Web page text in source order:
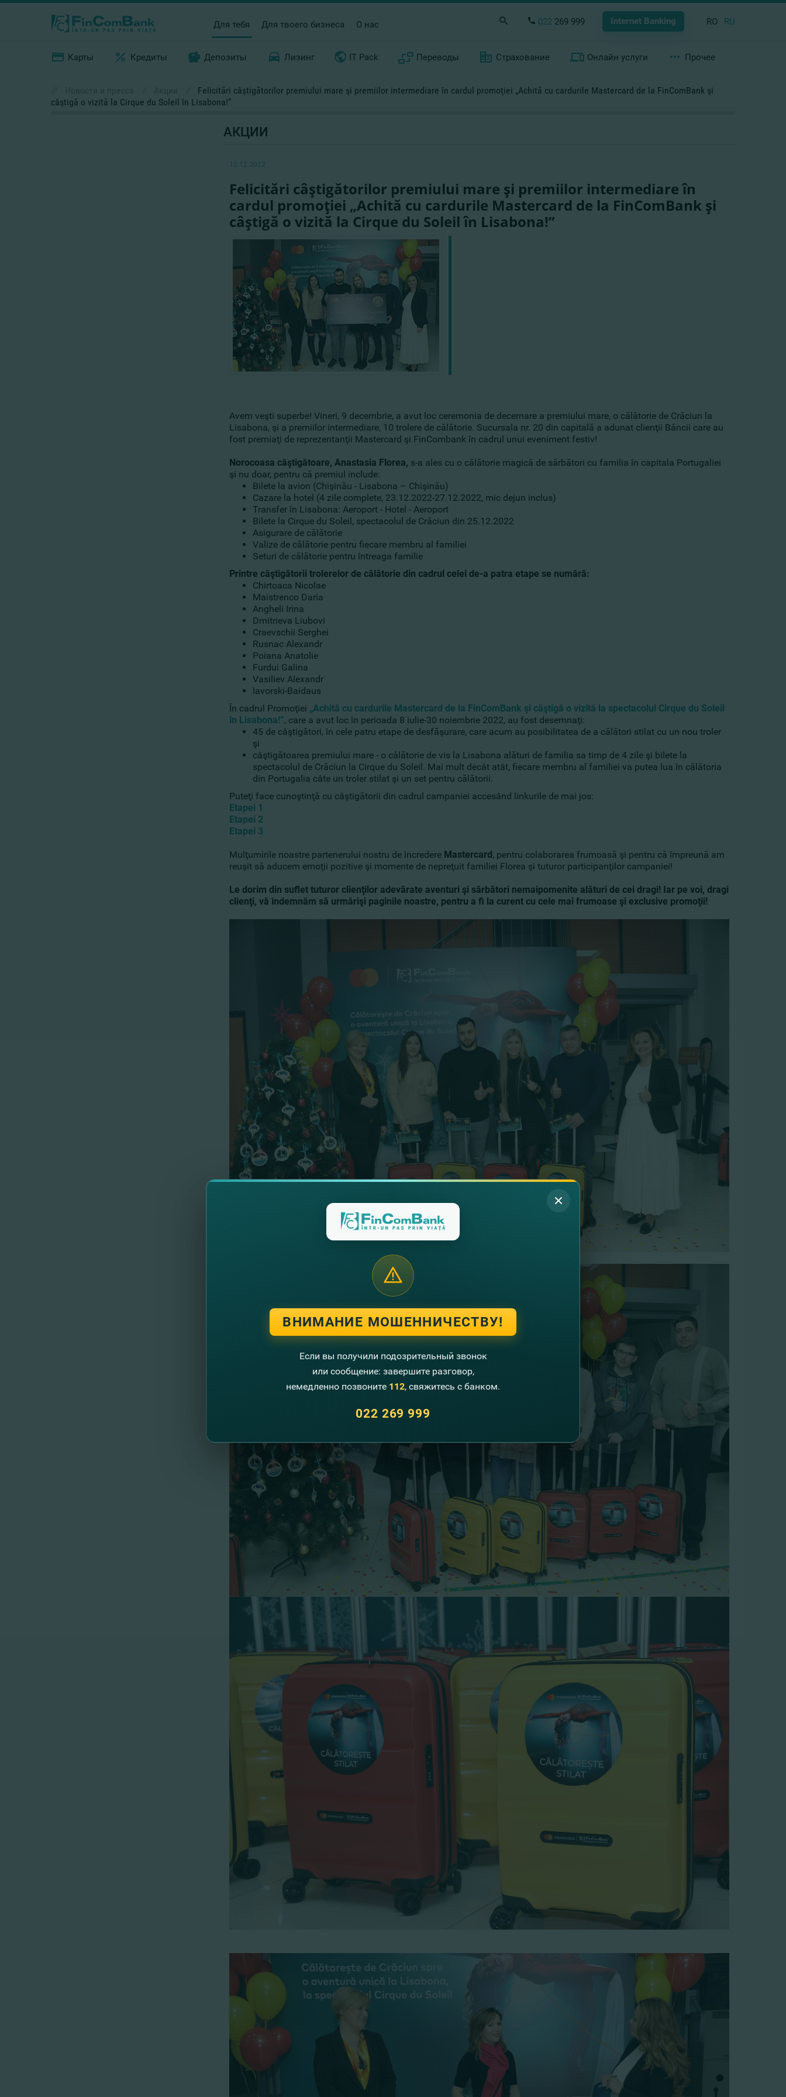
Для тебя Для твоего бизнеса О нас 022 269 999 Internet Banking RO RU
Карты Кредиты Депозиты Лизинг IT Pack Переводы Страхование Онлайн услуги Прочее
Felicitări câştigătorilor premiului mare şi premiilor intermediare în cardul promoţiei „Achită cu cardurile Mastercard de la FinComBank şi
câştigă o vizită la Cirque du Soleil în Lisabona!”
АКЦИИ
12.12.2022
Felicitări câştigătorilor premiului mare şi premiilor intermediare în
cardul promoţiei „Achită cu cardurile Mastercard de la FinComBank şi
câştigă o vizită la Cirque du Soleil în Lisabona!”
Avem veşti superbe! Vineri, 9 decembrie, a avut loc ceremonia de decernare a premiului mare, o călătorie de Crăciun la
Lisabona, şi a premiilor intermediare, 10 trolere de călătorie. Sucursala nr. 20 din capitală a adunat clienţii Băncii care au
fost premiaţi de reprezentanţii Mastercard şi FinCombank în cadrul unui eveniment festiv!
Norocoasa câştigătoare, Anastasia Florea, s-a ales cu o călătorie magică de sărbători cu familia în capitala Portugaliei
şi nu doar, pentru că premiul include:
Bilete la avion (Chişinău - Lisabona – Chişinău)
Cazare la hotel (4 zile complete, 23.12.2022-27.12.2022, mic dejun inclus)
Transfer în Lisabona: Aeroport - Hotel - Aeroport
Bilete la Cirque du Soleil, spectacolul de Crăciun din 25.12.2022
Asigurare de călătorie
Valize de călătorie pentru fiecare membru al familiei
Seturi de călătorie pentru întreaga familie
Printre câştigătorii trolerelor de călătorie din cadrul celei de-a patra etape se numără:
Chirtoaca Nicolae
Maistrenco Daria
Angheli Irina
Dmitrieva Liubovi
Craevschii Serghei
Rusnac Alexandr
Poiana Anatolie
Furdui Galina
Vasiliev Alexandr
Iavorski-Baidaus
În cadrul Promoţiei „Achită cu cardurile Mastercard de la FinComBank şi câştigă o vizită la spectacolul Cirque du Soleil
în Lisabona!”, care a avut loc în perioada 8 iulie-30 noiembrie 2022, au fost desemnaţi:
45 de câştigători, în cele patru etape de desfăşurare, care acum au posibilitatea de a călători stilat cu un nou troler
şi
câştigătoarea premiului mare - o călătorie de vis la Lisabona alături de familia sa timp de 4 zile şi bilete la
spectacolul de Crăciun la Cirque du Soleil. Mai mult decât atât, fiecare membru al familiei va putea lua în călătoria
din Portugalia câte un troler stilat şi un set pentru călătorii.
Puteţi face cunoştinţă cu câştigătorii din cadrul campaniei accesând linkurile de mai jos:
Etapei 1
Etapei 2
Etapei 3
Mulţumirile noastre partenerului nostru de încredere Mastercard, pentru colaborarea frumoasă şi pentru că împreună am
reuşit să aducem emoţii pozitive şi momente de nepreţuit familiei Florea şi tuturor participanţilor campaniei!
Le dorim din suflet tuturor clienţilor adevărate aventuri şi sărbători nemaipomenite alături de cei dragi! Iar pe voi, dragi
clienţi, vă îndemnăm să urmărişi paginile noastre, pentru a fi la curent cu cele mai frumoase şi exclusive promoţii!
ВНИМАНИЕ МОШЕННИЧЕСТВУ!
Если вы получили подозрительный звонок
или сообщение: завершите разговор,
немедленно позвоните 112, свяжитесь с банком.
022 269 999